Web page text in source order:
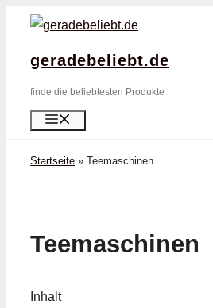
Zum
springen
geradebeliebt.de
finde die beliebtesten Produkte
Startseite » Teemaschinen
Teemaschinen
Inhalt